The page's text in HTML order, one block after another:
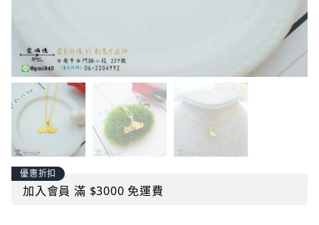
優惠折扣
加入會員 滿 $3000 免運費